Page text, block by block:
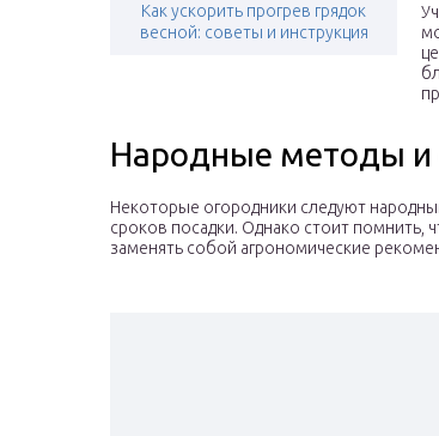
Как ускорить прогрев грядок
весной: советы и инструкция
Народные методы
Некоторые огородники следуют
сроков посадки. Однако стоит помнить,
заменять собой агрономические